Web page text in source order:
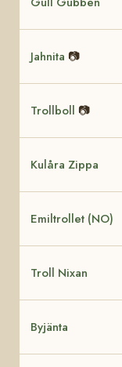
Jahnita 📷
Trollboll 📷
Kulåra Zippa
Emiltrollet (NO)
Troll Nixan
Byjänta